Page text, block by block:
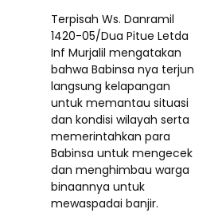
Terpisah Ws. Danramil
1420-05/Dua Pitue Letda
Inf Murjalil mengatakan
bahwa Babinsa nya terjun
langsung kelapangan
untuk memantau situasi
dan kondisi wilayah serta
memerintahkan para
Babinsa untuk mengecek
dan menghimbau warga
binaannya untuk
mewaspadai banjir.